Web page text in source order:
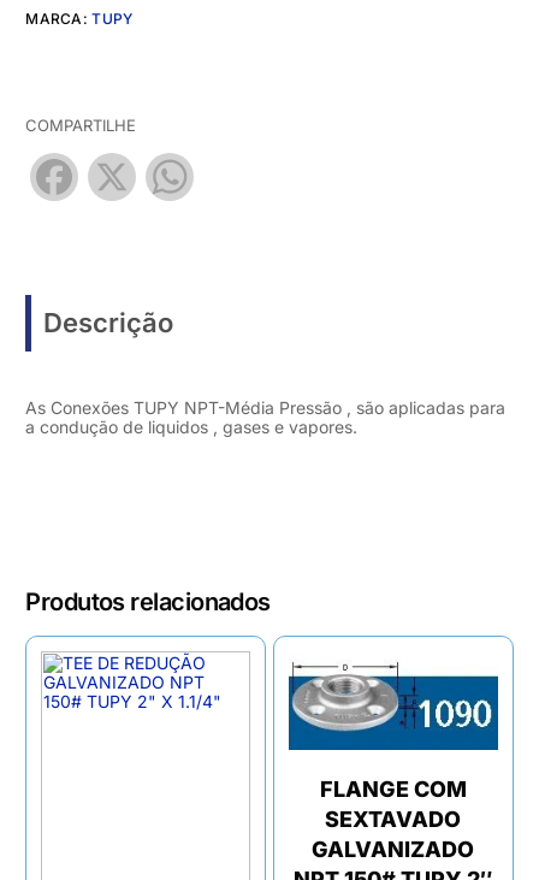
MARCA:TUPY
COMPARTILHE
Facebook
X
Descrição
As Conexões TUPY NPT-Média Pressão , são aplicadas para
a condução de liquidos , gases e vapores.
Produtos relacionados
FLANGE COM
SEXTAVADO
GALVANIZADO